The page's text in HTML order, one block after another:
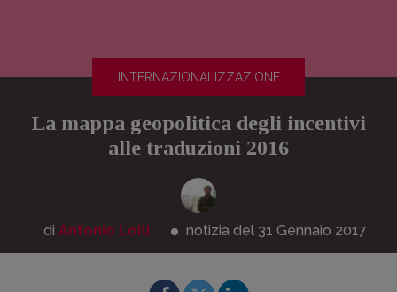
INTERNAZIONALIZZAZIONE
La mappa geopolitica degli incentivi
alle traduzioni 2016
di Antonio Lolli notizia del 31 Gennaio 2017